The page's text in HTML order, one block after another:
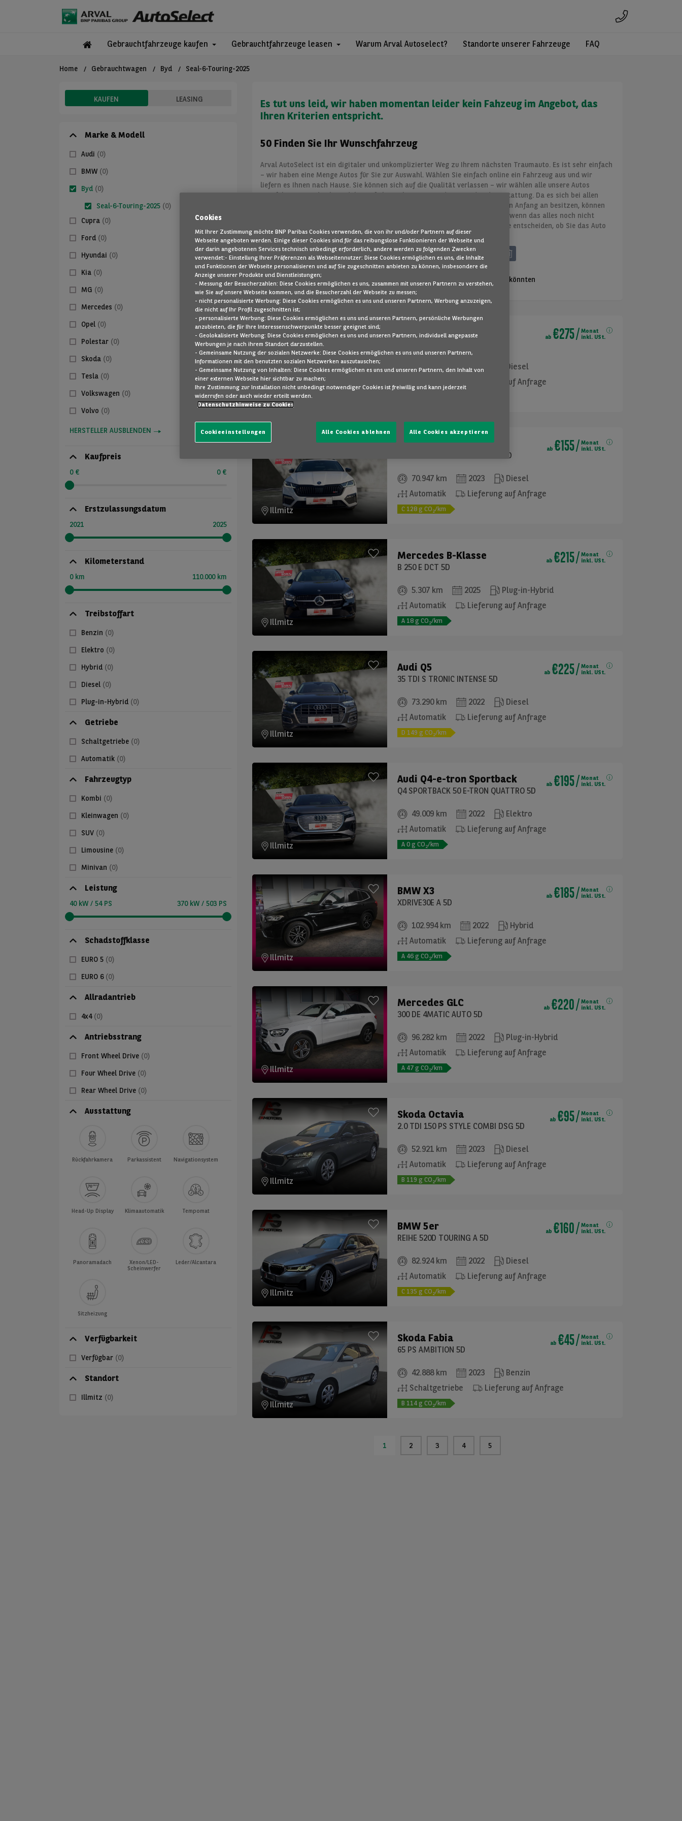
Gebrauchtfahrzeuge kaufen Gebrauchtfahrzeuge leasen Warum Arval Autoselect? Standorte unserer Fahrzeuge FAQ
Home Gebrauchtwagen Byd Seal-6-Touring-2025
KAUFEN LEASING
Marke & Modell
Audi (0)
BMW (0)
Byd (0)
Seal-6-Touring-2025 (0)
Cupra (0)
Ford (0)
Hyundai (0)
Kia (0)
MG (0)
Mercedes (0)
Opel (0)
Polestar (0)
Skoda (0)
Tesla (0)
Volkswagen (0)
Volvo (0)
HERSTELLER AUSBLENDEN
Kaufpreis
0 € 0 €
Erstzulassungsdatum
2021 2025
Kilometerstand
0 km 110.000 km
Treibstoffart
Benzin (0)
Elektro (0)
Hybrid (0)
Diesel (0)
Plug-in-Hybrid (0)
Getriebe
Schaltgetriebe (0)
Automatik (0)
Fahrzeugtyp
Kombi (0)
Kleinwagen (0)
SUV (0)
Limousine (0)
Minivan (0)
Leistung
40 kW / 54 PS 370 kW / 503 PS
Schadstoffklasse
EURO 5 (0)
EURO 6 (0)
Allradantrieb
4x4 (0)
Antriebsstrang
Front Wheel Drive (0)
Four Wheel Drive (0)
Rear Wheel Drive (0)
Ausstattung
Rückfahrkamera Parkassistent Navigationsystem
Head-Up Display Klimaautomatik Tempomat
Panoramadach
Xenon/LED-
Scheinwerfer
Leder/Alcantara
Sitzheizung
Verfügbarkeit
Verfügbar (0)
Standort
Illmitz (0)
Es tut uns leid, wir haben momentan leider kein Fahzeug im Angebot, das
Ihren Kriterien entspricht.
50 Finden Sie Ihr Wunschfahrzeug
Arval AutoSelect ist ein digitaler und unkomplizierter Weg zu Ihrem nächsten Traumauto. Es ist sehr einfach
– wir haben eine Menge Autos für Sie zur Auswahl. Wählen Sie einfach online ein Fahrzeug aus und wir
liefern es Ihnen nach Hause. Sie können sich auf die Qualität verlassen – wir wählen alle unsere Autos
sorgfältig aus und achten dabei auf Alter, Kilometerstand, Zustand und Ausstattung. Da es sich bei allen
unseren Fahrzeugen um ehemalige Leasingfahrzeuge handelt, die wir also von Anfang an besitzen, können
Sie sicher sein, dass sie ordnungsgemäß gepflegt und gewartet wurden. Und wenn das alles noch nicht
reicht, bieten wir Ihnen auch eine Reihe flexibler Zahlungsmöglichkeiten – Sie entscheiden, ob Sie das Auto
kaufen, finanzieren oder leasen.
Byd Seal-6-Touring-2025 ALLE LÖSCHEN
Hier finden Sie andere Fahrzeuge, die Ihnen gefallen könnten
Illmitz
BMW X3
96.932 km 2022
Diesel
Lieferung auf Anfrage
ab €275/ Monat
inkl. USt.
Illmitz
Skoda Octavia
2.0 TDI 200 PS RS COMBI DSG 5D
70.947 km 2023
Diesel
Automatik
Lieferung auf Anfrage
C 128g CO2/km
ab €155/ Monat
inkl. USt.
Illmitz
Mercedes B-Klasse
B 250 E DCT 5D
5.307 km 2025
Plug-in-Hybrid
Automatik
Lieferung auf Anfrage
A 18g CO2/km
ab €215/ Monat
inkl. USt.
Illmitz
Audi Q5
35 TDI S TRONIC INTENSE 5D
73.290 km 2022
Diesel
Automatik
Lieferung auf Anfrage
D 149 g CO2/km
ab €225/ Monat
inkl. USt.
Illmitz
Audi Q4-e-tron Sportback
Q4 SPORTBACK 50 E-TRON QUATTRO 5D
49.009 km 2022
Elektro
Automatik
Lieferung auf Anfrage
A 0g CO2/km
ab €195/ Monat
inkl. USt.
Illmitz
BMW X3
XDRIVE30E A 5D
102.994 km 2022
Hybrid
Automatik
Lieferung auf Anfrage
A 46g CO2/km
ab €185/ Monat
inkl. USt.
Illmitz
Mercedes GLC
300 DE 4MATIC AUTO 5D
96.282 km 2022
Plug-in-Hybrid
Automatik
Lieferung auf Anfrage
A 47g CO2/km
ab €220/ Monat
inkl. USt.
Illmitz
Skoda Octavia
2.0 TDI 150 PS STYLE COMBI DSG 5D
52.921 km 2023
Diesel
Automatik
Lieferung auf Anfrage
B 119 g CO2/km
ab €95/ Monat
inkl. USt.
Illmitz
BMW 5er
REIHE 520D TOURING A 5D
82.924 km 2022
Diesel
Automatik
Lieferung auf Anfrage
C 135 g CO2/km
ab €160/ Monat
inkl. USt.
Illmitz
Skoda Fabia
65 PS AMBITION 5D
42.888 km 2023
Benzin
Schaltgetriebe
Lieferung auf Anfrage
B 114g CO2/km
ab €45/ Monat
inkl. USt.
1 2 3 4 5
Cookies
Mit Ihrer Zustimmung möchte BNP Paribas Cookies verwenden, die von ihr und/oder Partnern auf dieser
Webseite angeboten werden. Einige dieser Cookies sind für das reibungslose Funktionieren der Webseite und
der darin angebotenen Services technisch unbedingt erforderlich, andere werden zu folgenden Zwecken
verwendet: ​ - Einstellung Ihrer Präferenzen als Webseitennutzer: Diese Cookies ermöglichen es uns, die Inhalte
und Funktionen der Webseite personalisieren und auf Sie zugeschnitten anbieten zu können, insbesondere die
Anzeige unserer Produkte und Dienstleistungen;
- Messung der Besucherzahlen: Diese Cookies ermöglichen es uns, zusammen mit unseren Partnern zu verstehen,
wie Sie auf unsere Webseite kommen, und die Besucherzahl der Webseite zu messen;
- nicht personalisierte Werbung: Diese Cookies ermöglichen es uns und unseren Partnern, Werbung anzuzeigen,
die nicht auf Ihr Profil zugeschnitten ist;
- personalisierte Werbung: Diese Cookies ermöglichen es uns und unseren Partnern, persönliche Werbungen
anzubieten, die für Ihre Interessenschwerpunkte besser geeignet sind;
- Geolokalisierte Werbung: Diese Cookies ermöglichen es uns und unseren Partnern, individuell angepasste
Werbungen je nach ihrem Standort darzustellen.
- Gemeinsame Nutzung der sozialen Netzwerke: Diese Cookies ermöglichen es uns und unseren Partnern,
Informationen mit den benutzten sozialen Netzwerken auszutauschen;
- Gemeinsame Nutzung von Inhalten: Diese Cookies ermöglichen es uns und unseren Partnern, den Inhalt von
einer externen Webseite hier sichtbar zu machen;
​ Ihre Zustimmung zur Installation nicht unbedingt notwendiger Cookies ist freiwillig und kann jederzeit
widerrufen oder auch wieder erteilt werden.
Datenschutzhinweise zu Cookies
Alle Cookies ablehnen Alle Cookies akzeptieren
Cookieeinstellungen